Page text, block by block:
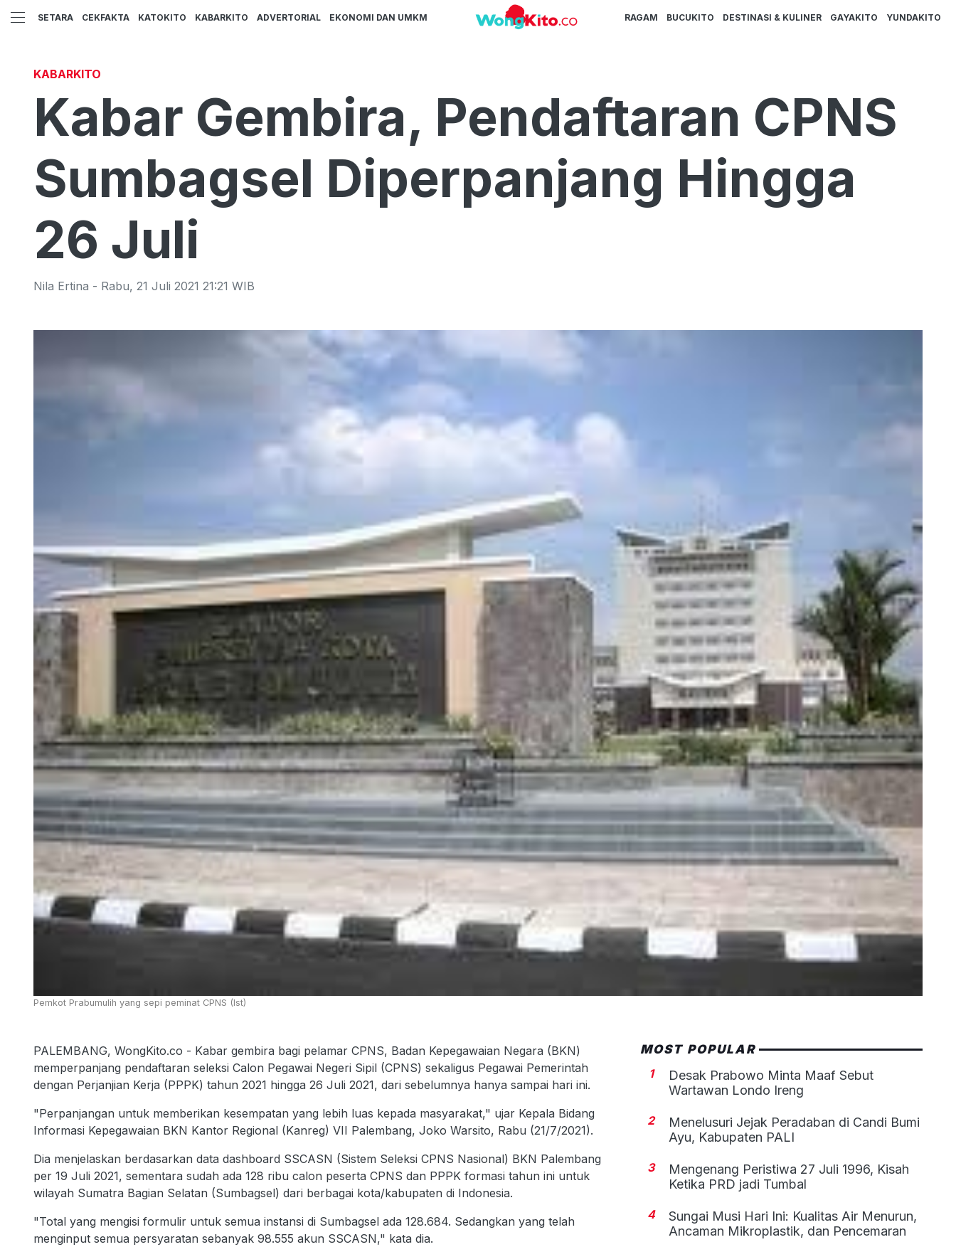
SETARA CEKFAKTA KATOKITO KABARKITO ADVERTORIAL EKONOMI DAN UMKM RAGAM BUCUKITO DESTINASI & KULINER GAYAKITO YUNDAKITO
KABARKITO
Kabar Gembira, Pendaftaran CPNS
Sumbagsel Diperpanjang Hingga
26 Juli
Nila Ertina - Rabu, 21 Juli 2021 21:21 WIB
Pemkot Prabumulih yang sepi peminat CPNS (Ist)
PALEMBANG, WongKito.co - Kabar gembira bagi pelamar CPNS, Badan Kepegawaian Negara (BKN)
memperpanjang pendaftaran seleksi Calon Pegawai Negeri Sipil (CPNS) sekaligus Pegawai Pemerintah
dengan Perjanjian Kerja (PPPK) tahun 2021 hingga 26 Juli 2021, dari sebelumnya hanya sampai hari ini.
"Perpanjangan untuk memberikan kesempatan yang lebih luas kepada masyarakat," ujar Kepala Bidang
Informasi Kepegawaian BKN Kantor Regional (Kanreg) VII Palembang, Joko Warsito, Rabu (21/7/2021).
Dia menjelaskan berdasarkan data dashboard SSCASN (Sistem Seleksi CPNS Nasional) BKN Palembang
per 19 Juli 2021, sementara sudah ada 128 ribu calon peserta CPNS dan PPPK formasi tahun ini untuk
wilayah Sumatra Bagian Selatan (Sumbagsel) dari berbagai kota/kabupaten di Indonesia.
"Total yang mengisi formulir untuk semua instansi di Sumbagsel ada 128.684. Sedangkan yang telah
menginput semua persyaratan sebanyak 98.555 akun SSCASN," kata dia.
MOST POPULAR
1
Desak Prabowo Minta Maaf Sebut
Wartawan Londo Ireng
2
Menelusuri Jejak Peradaban di Candi Bumi
Ayu, Kabupaten PALI
3
Mengenang Peristiwa 27 Juli 1996, Kisah
Ketika PRD jadi Tumbal
4
Sungai Musi Hari Ini: Kualitas Air Menurun,
Ancaman Mikroplastik, dan Pencemaran